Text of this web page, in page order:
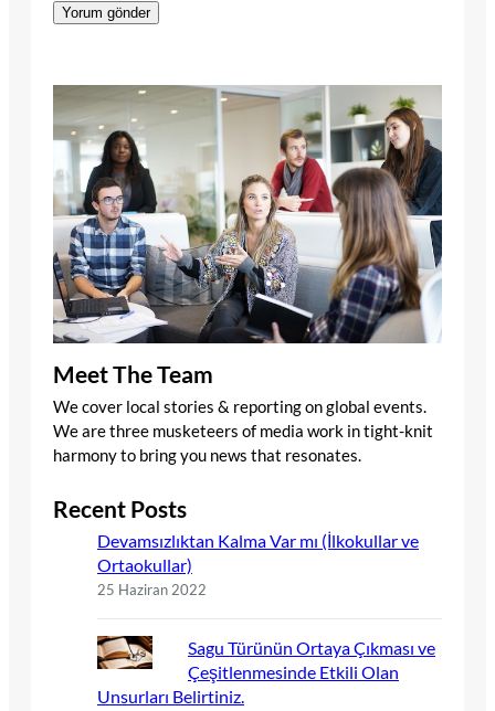
Meet The Team
We cover local stories & reporting on global events.
We are three musketeers of media work in tight-knit
harmony to bring you news that resonates.
Recent Posts
Devamsızlıktan Kalma Var mı (İlkokullar ve
Ortaokullar)
25 Haziran 2022
Sagu Türünün Ortaya Çıkması ve
Çeşitlenmesinde Etkili Olan
Unsurları Belirtiniz.